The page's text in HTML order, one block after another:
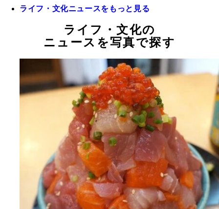
ライフ・文化ニュースをもっと見る
ライフ・文化の
ニュースを写真で探す